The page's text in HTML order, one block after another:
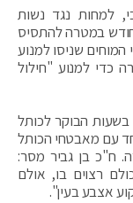
למחות נגד נשות
חודש במטרה להתסיס
שניסו למנוע
כדי למנוע "חילול
בשעות הבוקר לכותל
עם מאבטחי הכותל
ח"כ בן גביר מסר:
רצוים בו, אולם
אצבע בעין".